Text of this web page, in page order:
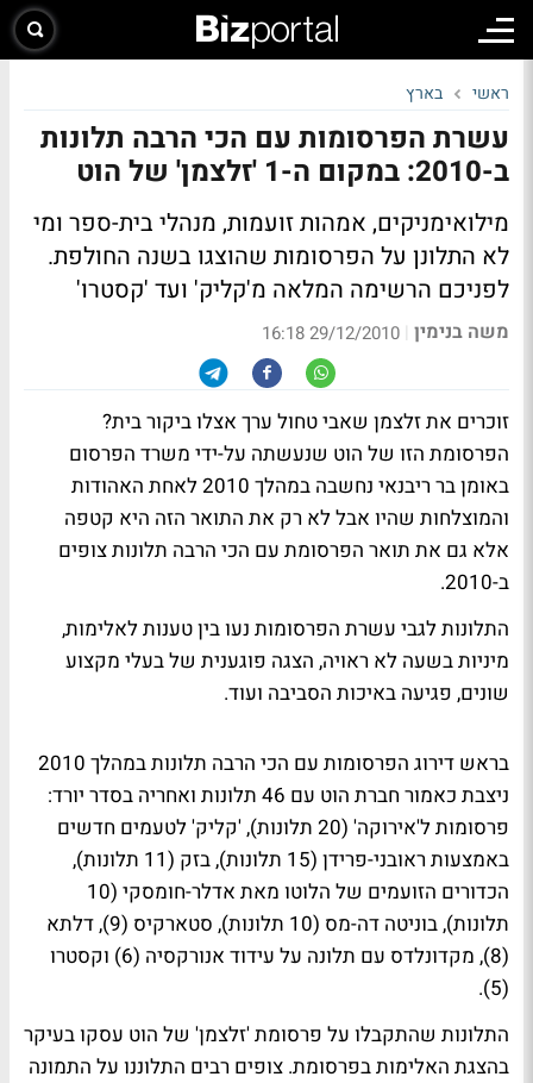
ראשי בארץ
עשרת הפרסומות עם הכי הרבה תלונות
ב-2010: במקום ה-1 'זלצמן' של הוט
מילואימניקים, אמהות זועמות, מנהלי בית-ספר ומי
לא התלונן על הפרסומות שהוצגו בשנה החולפת.
לפניכם הרשימה המלאה מ'קליק' ועד 'קסטרו'
משה בנימין |
29/12/2010 16:18
זוכרים את זלצמן שאבי טחול ערך אצלו ביקור בית?
הפרסומת הזו של הוט שנעשתה על-ידי משרד הפרסום
באומן בר ריבנאי נחשבה במהלך 2010 לאחת האהודות
והמוצלחות שהיו אבל לא רק את התואר הזה היא קטפה
אלא גם את תואר הפרסומת עם הכי הרבה תלונות צופים
ב-2010.
התלונות לגבי עשרת הפרסומות נעו בין טענות לאלימות,
מיניות בשעה לא ראויה, הצגה פוגענית של בעלי מקצוע
שונים, פגיעה באיכות הסביבה ועוד.
בראש דירוג הפרסומות עם הכי הרבה תלונות במהלך 2010
ניצבת כאמור חברת הוט עם 46 תלונות ואחריה בסדר יורד:
פרסומות ל'אירוקה' (20 תלונות), 'קליק' לטעמים חדשים
באמצעות ראובני-פרידן (15 תלונות), בזק (11 תלונות),
הכדורים הזועמים של הלוטו מאת אדלר-חומסקי (10
תלונות), בוניטה דה-מס (10 תלונות), סטארקיס (9), דלתא
(8), מקדונלדס עם תלונה על עידוד אנורקסיה (6) וקסטרו
(5).
התלונות שהתקבלו על פרסומת 'זלצמן' של הוט עסקו בעיקר
בהצגת האלימות בפרסומת. צופים רבים התלוננו על התמונה